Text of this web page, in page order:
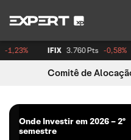
IFIX 3.760 Pts -0,58%
Comitê de
Onde Investir em 2026 – 2º
semestre